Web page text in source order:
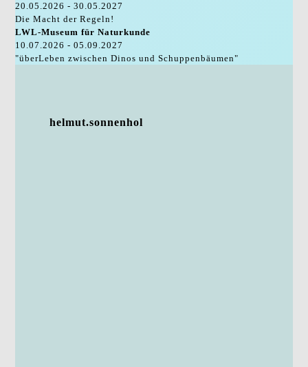
20.05.2026 - 30.05.2027
Die Macht der Regeln!
LWL-Museum für Naturkunde
10.07.2026 - 05.09.2027
"überLeben zwischen Dinos und Schuppenbäumen"
helmut.sonnenhol